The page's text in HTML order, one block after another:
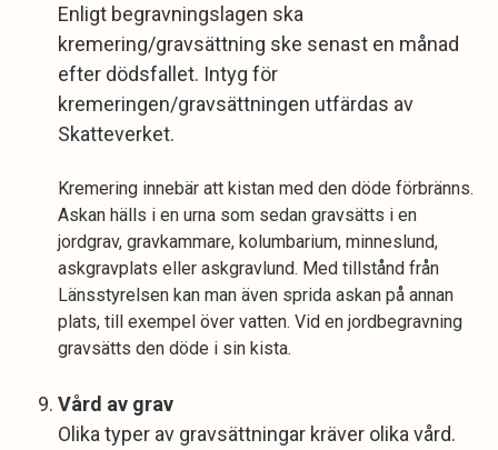
Enligt begravningslagen ska
kremering/gravsättning ske senast en månad
efter dödsfallet. Intyg för
kremeringen/gravsättningen utfärdas av
Skatteverket.
Kremering innebär att kistan med den döde förbränns.
Askan hälls i en urna som sedan gravsätts i en
jordgrav, gravkammare, kolumbarium, minneslund,
askgravplats eller askgravlund. Med tillstånd från
Länsstyrelsen kan man även sprida askan på annan
plats, till exempel över vatten. Vid en jordbegravning
gravsätts den döde i sin kista.
Vård av grav
Olika typer av gravsättningar kräver olika vård.